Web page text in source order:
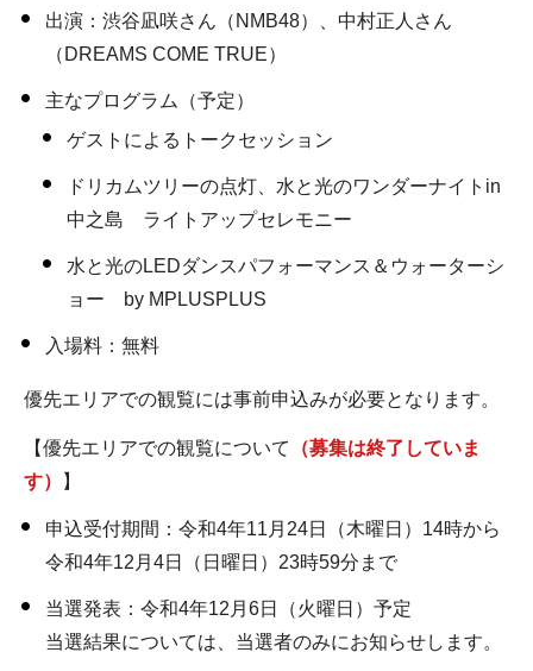
出演：渋谷凪咲さん（NMB48）、中村正人さん
（DREAMS COME TRUE）
主なプログラム（予定）
ゲストによるトークセッション
ドリカムツリーの点灯、水と光のワンダーナイトin
中之島 ライトアップセレモニー
水と光のLEDダンスパフォーマンス＆ウォーターシ
ョー by MPLUSPLUS
入場料：無料
優先エリアでの観覧には事前申込みが必要となります。
【優先エリアでの観覧について
（募集は終了していま
す）
】
申込受付期間：令和4年11月24日（木曜日）14時から
令和4年12月4日（日曜日）23時59分まで
当選発表：令和4年12月6日（火曜日）予定
当選結果については、当選者のみにお知らせします。